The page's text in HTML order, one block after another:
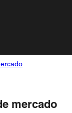
mercado